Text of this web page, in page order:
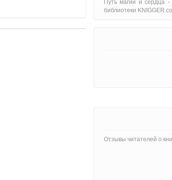
Путь магии и сердца -
библиотеки
Отзывы читателей о